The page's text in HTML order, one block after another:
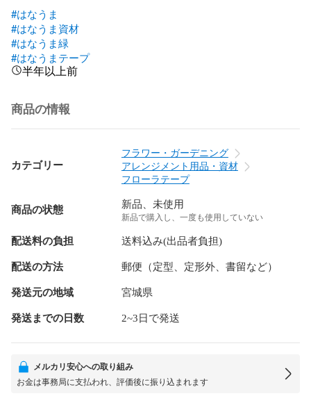
#はなうま
#はなうま資材
#はなうま緑
#はなうまテープ
半年以上前
商品の情報
カテゴリー
フラワー・ガーデニング
アレンジメント用品・資材
フローラテープ
商品の状態 新品、未使用
新品で購入し、一度も使用していない
配送料の負担 送料込み(出品者負担)
配送の方法 郵便（定型、定形外、書留など）
発送元の地域 宮城県
発送までの日数 2~3日で発送
メルカリ安心への取り組み
お金は事務局に支払われ、評価後に振り込まれます